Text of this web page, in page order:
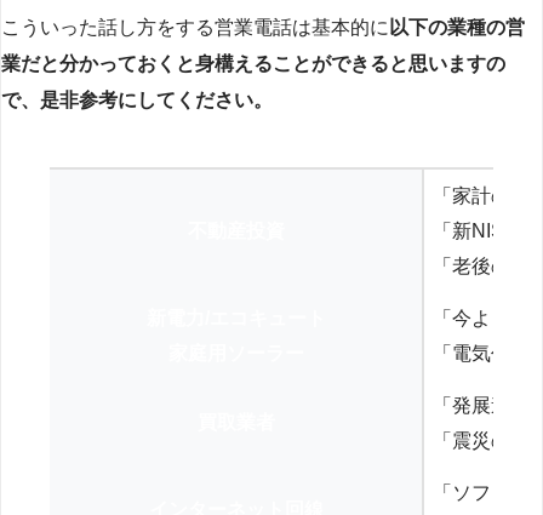
こういった話し方をする営業電話は基本的に 以下の業種の営
業だと分かっておくと身構えることができると思いますの
で、是非参考にしてください。
「家計の見
「新NISA
「老後の
「今より
「電気代を
「発展途
「震災の
「ソフト